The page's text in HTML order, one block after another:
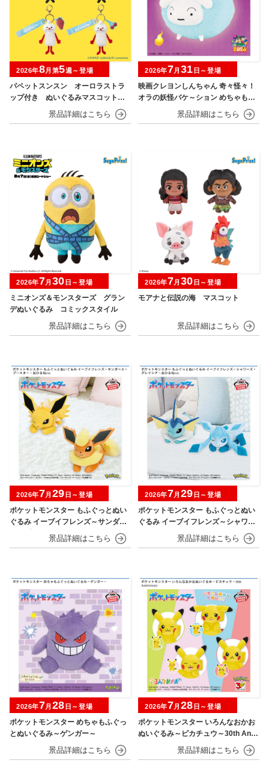
パペットスンスン オーロラストラ
ップ付き ぬいぐるみマスコット
フルーツver.
2026年8月第5週～登場
映画クレヨンしんちゃん 奇々怪々！
オラの妖怪バケ～ション めちゃもふ
ぐっとぬいぐるみ シロ
2026年7月 31 日～登場
ミニオンズ＆モンスターズ グラン
デぬいぐるみ コミックスタイル
2026年7月 30 日～登場
モアナと伝説の海 マスコット
2026年7月 30 日～登場
ポケットモンスター もふぐっとぬい
ぐるみ イーブイフレンズ～サンダー
ス・ブースター～おひるねver.
2026年7月 29 日～登場
ポケットモンスター もふぐっとぬい
ぐるみ イーブイフレンズ～シャワー
ズ・グレイシア～おひるねver.
2026年7月 29 日～登場
ポケットモンスター めちゃもふぐっ
とぬいぐるみ～ゲンガー～
2026年7月 28 日～登場
ポケットモンスター いろんなおかお
ぬいぐるみ～ピカチュウ～30th Anni
2026年7月 28 日～登場